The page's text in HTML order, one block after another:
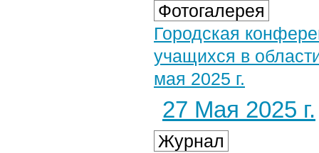
Фотогалерея
Городская
учащихся в
мая 2025 г.
27 Мая 2025 г.
Журнал